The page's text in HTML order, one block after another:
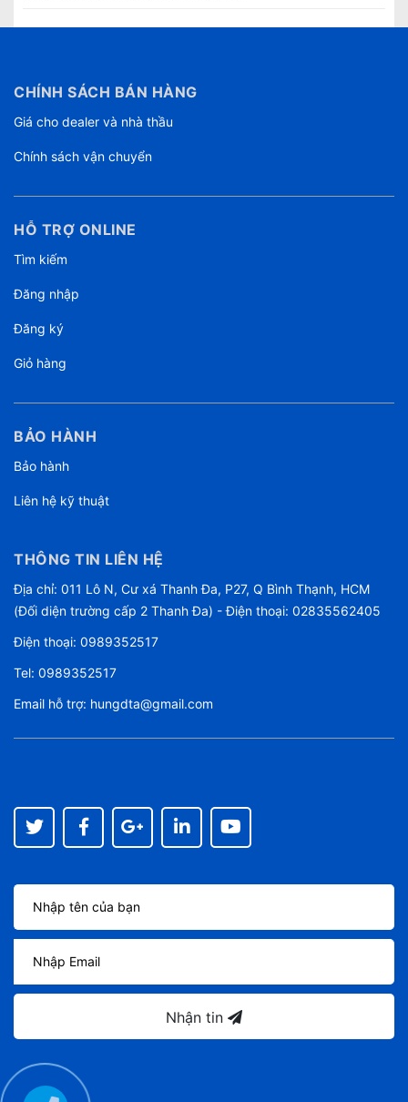
CHÍNH SÁCH BÁN HÀNG
Giá cho dealer và nhà thầu
Chính sách vận chuyển
HỖ TRỢ ONLINE
Tìm kiếm
Đăng nhập
Đăng ký
Giỏ hàng
BẢO HÀNH
Bảo hành
Liên hệ kỹ thuật
THÔNG TIN LIÊN HỆ
Địa chỉ: 011 Lô N, Cư xá Thanh Đa, P27, Q Bình Thạnh, HCM
(Đối diện trường cấp 2 Thanh Đa) - Điện thoại: 02835562405
Điện thoại: 0989352517
Tel: 0989352517
Email hỗ trợ: hungdta@gmail.com
Nhận tin